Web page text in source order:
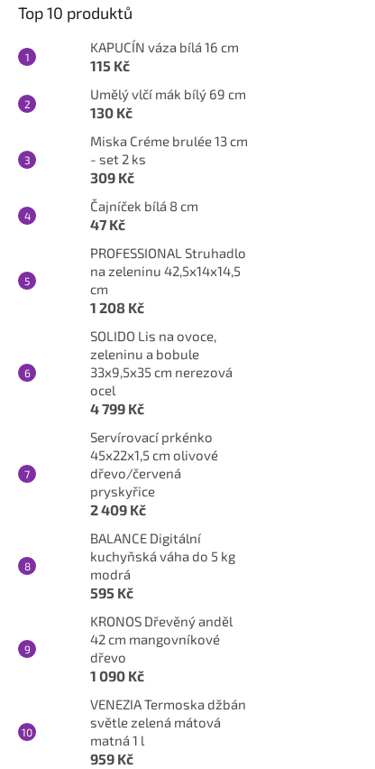
Top 10 produktů
KAPUCÍN váza bílá 16 cm
115 Kč
Umělý vlčí mák bílý 69 cm
130 Kč
Miska Créme brulée 13 cm
- set 2 ks
309 Kč
Čajníček bílá 8 cm
47 Kč
PROFESSIONAL Struhadlo
na zeleninu 42,5x14x14,5
cm
1 208 Kč
SOLIDO Lis na ovoce,
zeleninu a bobule
33x9,5x35 cm nerezová
ocel
4 799 Kč
Servírovací prkénko
45x22x1,5 cm olivové
dřevo/červená
pryskyřice
2 409 Kč
BALANCE Digitální
kuchyňská váha do 5 kg
modrá
595 Kč
KRONOS Dřevěný anděl
42 cm mangovníkové
dřevo
1 090 Kč
VENEZIA Termoska džbán
světle zelená mátová
matná 1 l
959 Kč